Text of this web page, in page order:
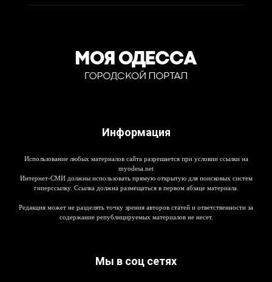
Информация
Использование любых материалов сайта разрешается при условии ссылки на
myodesa.net
Интернет-СМИ должны использовать прямую открытую для поисковых систем
гиперссылку. Ссылка должна размещаться в первом абзаце материала.
Редакция может не разделять точку зрения авторов статей и ответственности за
содержание републицируемых материалов не несет.
Мы в соц сетях